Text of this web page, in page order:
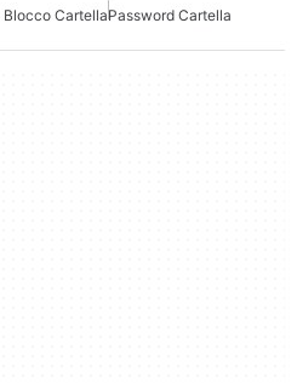
Blocco CartellaPassword Cartella